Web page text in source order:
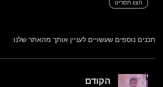
הצג תסריט
תכנים נוספים שעשויים לעניין אותך מהאתר שלנו:
הקודם